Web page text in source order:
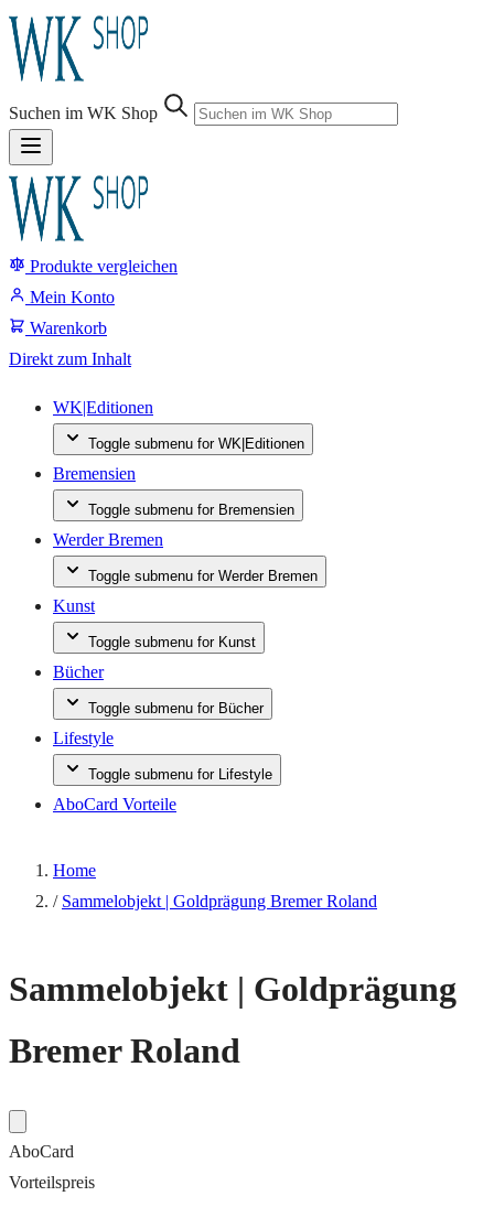
Navigation
Suchen im WK Shop
Produkte vergleichen
Suche
Mein Konto
Warenkorb
Direkt zum Inhalt
WK|Editionen
Toggle submenu for WK|Editionen
Bremensien
Toggle submenu for Bremensien
Werder Bremen
Toggle submenu for Werder Bremen
Kunst
Toggle submenu for Kunst
Bücher
Toggle submenu for Bücher
Lifestyle
Toggle submenu for Lifestyle
AboCard Vorteile
Home
/ Sammelobjekt | Goldprägung Bremer Roland
Sammelobjekt | Goldprägung
Bremer Roland
AboCard
Vorteilspreis